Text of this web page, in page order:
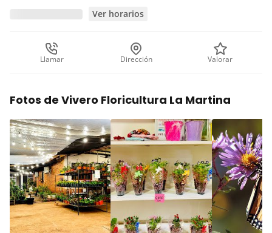
Ver horarios
Llamar Dirección Valorar
Fotos de Vivero Floricultura La Martina